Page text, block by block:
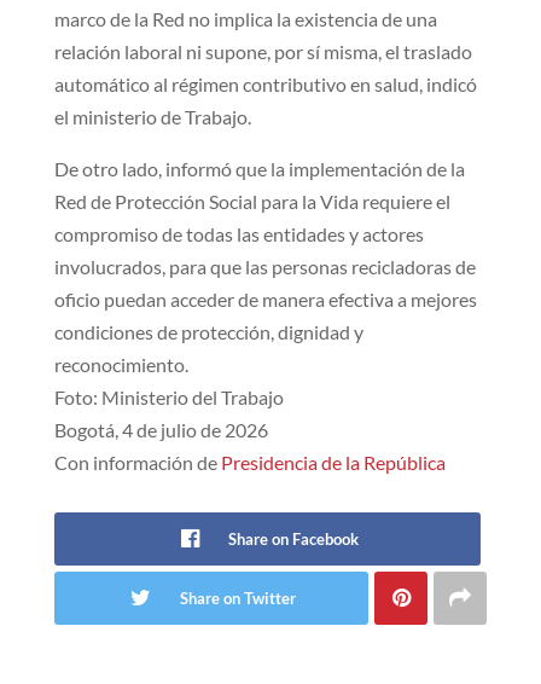
marco de la Red no implica la existencia de una
relación laboral ni supone, por sí misma, el traslado
automático al régimen contributivo en salud, indicó
el ministerio de Trabajo.
De otro lado, informó que la implementación de la
Red de Protección Social para la Vida requiere el
compromiso de todas las entidades y actores
involucrados, para que las personas recicladoras de
oficio puedan acceder de manera efectiva a mejores
condiciones de protección, dignidad y
reconocimiento.
Foto: Ministerio del Trabajo
Bogotá, 4 de julio de 2026
Con información de Presidencia de la República
Share on Facebook
Share on Twitter